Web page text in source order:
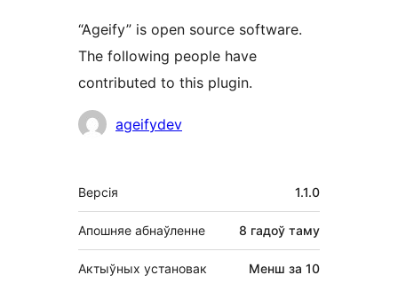
“Ageify” is open source software.
The following people have
contributed to this plugin.
Удзельнікіageifydev
Мета
Версія 1.1.0
Апошняе абнаўленне 8 гадоў таму
Актыўных установак Менш за 10